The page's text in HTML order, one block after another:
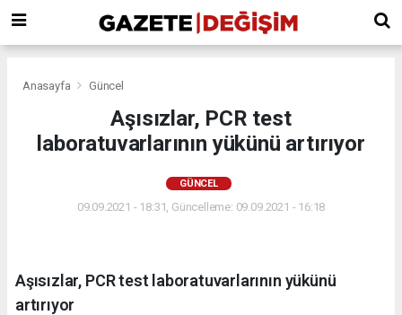
Anasayfa Güncel
Aşısızlar, PCR test
laboratuvarlarının yükünü artırıyor
GÜNCEL
09.09.2021 - 18:31, Güncelleme: 09.09.2021 - 16:18
Aşısızlar, PCR test laboratuvarlarının yükünü
artırıyor